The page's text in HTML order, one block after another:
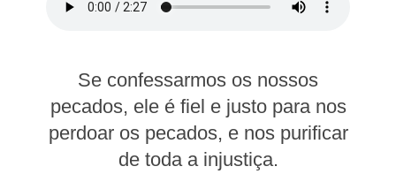
Se confessarmos os nossos
pecados, ele é fiel e justo para nos
perdoar os pecados, e nos purificar
de toda a injustiça.